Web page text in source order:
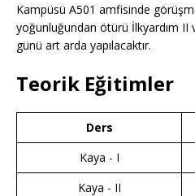
Kampüsü A501 amfisinde
yoğunluğundan ötürü İlkyardım II
günü art arda yapılacaktır.
Teorik Eğitimler
Ders
Kaya - I
Kaya - II